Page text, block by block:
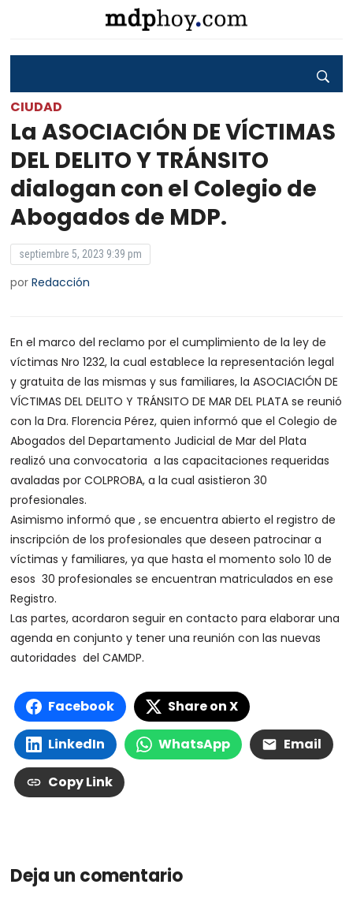
CIUDAD
La ASOCIACIÓN DE VÍCTIMAS
DEL DELITO Y TRÁNSITO
dialogan con el Colegio de
Abogados de MDP.
septiembre 5, 2023 9:39 pm
porRedacción
En el marco del reclamo por el cumplimiento de la ley de
víctimas Nro 1232, la cual establece la representación legal
y gratuita de las mismas y sus familiares, la ASOCIACIÓN DE
VÍCTIMAS DEL DELITO Y TRÁNSITO DE MAR DEL PLATA se reunió
con la Dra. Florencia Pérez, quien informó que el Colegio de
Abogados del Departamento Judicial de Mar del Plata
realizó una convocatoria a las capacitaciones requeridas
avaladas por COLPROBA, a la cual asistieron 30
profesionales.
Asimismo informó que , se encuentra abierto el registro de
inscripción de los profesionales que deseen patrocinar a
víctimas y familiares, ya que hasta el momento solo 10 de
esos 30 profesionales se encuentran matriculados en ese
Registro.
Las partes, acordaron seguir en contacto para elaborar una
agenda en conjunto y tener una reunión con las nuevas
autoridades del CAMDP.
Facebook Share on X
LinkedIn WhatsApp Email
Copy Link
Deja un comentario